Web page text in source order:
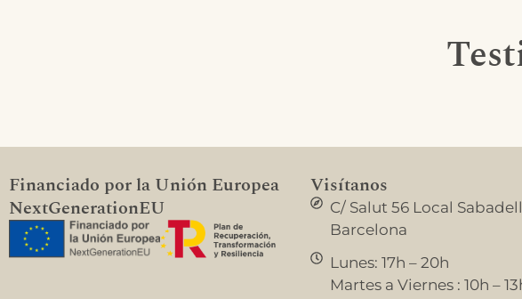
Financiado por la Unión Europea
NextGenerationEU
Visítanos
C/ Salut 56 Local
Barcelona
Lunes: 17h – 20h
Martes a Viernes : 10h –